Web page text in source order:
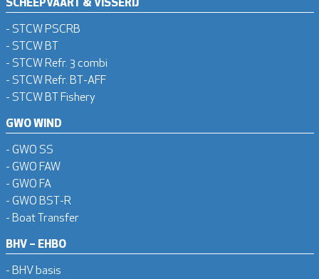
- STCW PSCRB
- STCW BT
- STCW Refr. 3 combi
- STCW Refr. BT-AFF
- STCW BT Fishery
GWO WIND
- GWO SS
- GWO FAW
- GWO FA
- GWO BST-R
- Boat Transfer
BHV – EHBO
- BHV basis